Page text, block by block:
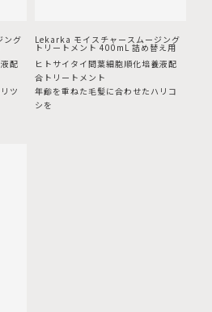
ング
配
ツ
Lekarka モイスチャースムージング
トリートメント 400mL 詰め替え用
ヒトサイタイ間葉細胞順化培養液配
合トリートメント
年齢を重ねた毛髪に合わせたハリコ
シを